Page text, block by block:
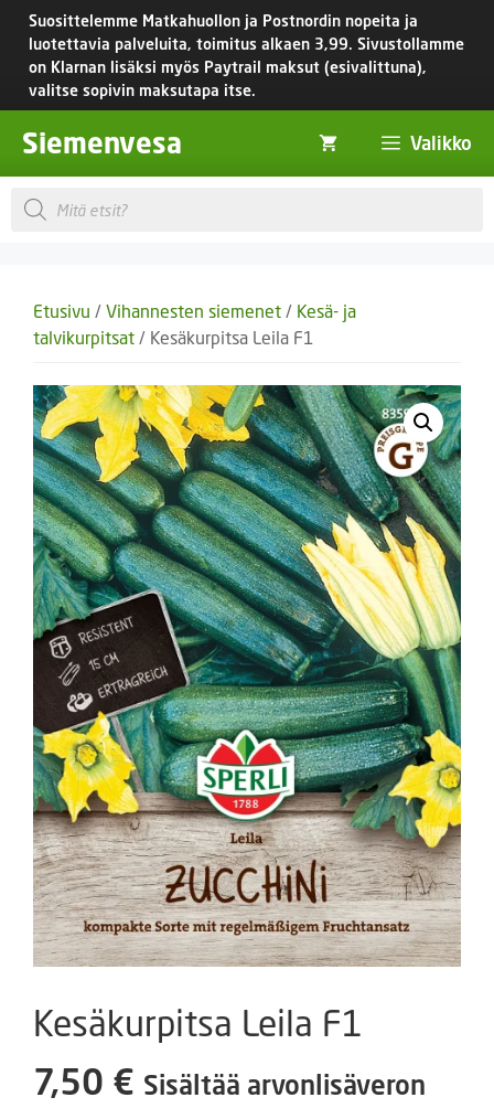
Siirry
sisältöön
Suosittelemme Matkahuollon ja Postnordin nopeita ja
luotettavia palveluita, toimitus alkaen 3,99. Sivustollamme
on Klarnan lisäksi myös Paytrail maksut (esivalittuna),
valitse sopivin maksutapa itse.
Siemenvesa Valikko
Products
search
Etusivu / Vihannesten siemenet / Kesä- ja
talvikurpitsat / Kesäkurpitsa Leila F1
Kesäkurpitsa Leila F1
7,50 € Sisältää arvonlisäveron